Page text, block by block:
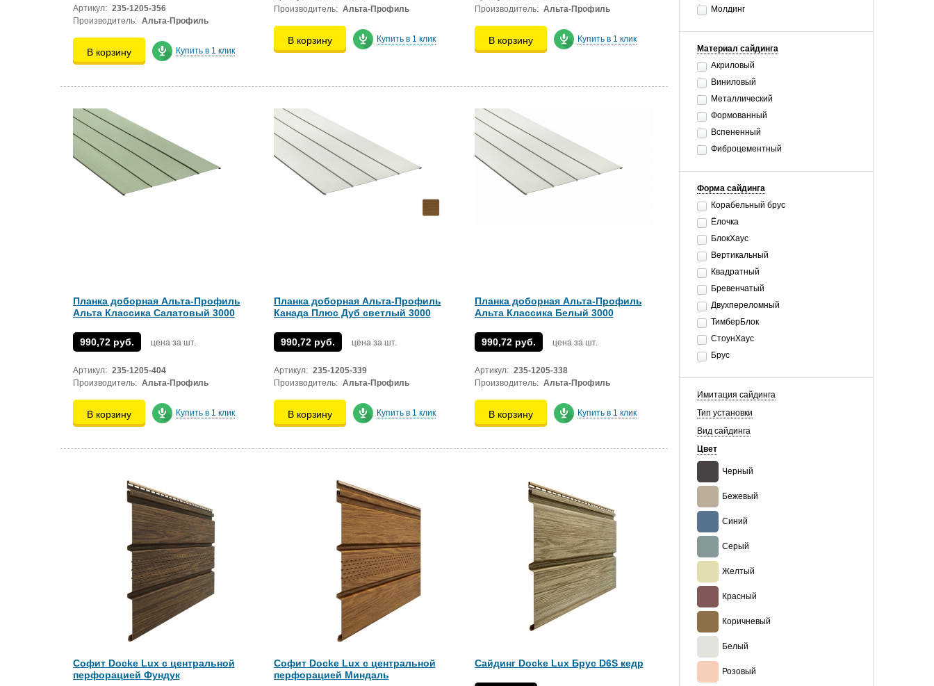
Молдинг
Материал сайдинга
Акриловый
Виниловый
Металлический
Формованный
Вспененный
Фиброцементный
Форма сайдинга
Корабельный брус
Ёлочка
БлокХаус
Вертикальный
Квадратный
Бревенчатый
Двухпереломный
ТимберБлок
СтоунХаус
Брус
Имитация сайдинга
Тип установки
Вид сайдинга
Цвет
Черный
Бежевый
Синий
Серый
Желтый
Красный
Коричневый
Белый
Розовый
Артикул: 235-1205-356
Производитель: Альта-Профиль
В корзину Купить в 1 клик
Производитель: Альта-Профиль
В корзину Купить в 1 клик
Производитель: Альта-Профиль
В корзину Купить в 1 клик
Планка доборная Альта-Профиль
Альта Классика Салатовый 3000
990,72 руб. цена за шт.
Артикул: 235-1205-404
Производитель: Альта-Профиль
В корзину Купить в 1 клик
Планка доборная Альта-Профиль
Канада Плюс Дуб светлый 3000
990,72 руб. цена за шт.
Артикул: 235-1205-339
Производитель: Альта-Профиль
В корзину Купить в 1 клик
Планка доборная Альта-Профиль
Альта Классика Белый 3000
990,72 руб. цена за шт.
Артикул: 235-1205-338
Производитель: Альта-Профиль
В корзину Купить в 1 клик
Софит Docke Lux с центральной
перфорацией Фундук
Софит Docke Lux с центральной
перфорацией Миндаль
Сайдинг Docke Lux Брус D6S кедр